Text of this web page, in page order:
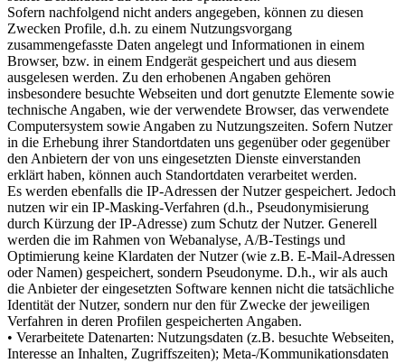
Sofern nachfolgend nicht anders angegeben, können zu diesen
Zwecken Profile, d.h. zu einem Nutzungsvorgang
zusammengefasste Daten angelegt und Informationen in einem
Browser, bzw. in einem Endgerät gespeichert und aus diesem
ausgelesen werden. Zu den erhobenen Angaben gehören
insbesondere besuchte Webseiten und dort genutzte Elemente sowie
technische Angaben, wie der verwendete Browser, das verwendete
Computersystem sowie Angaben zu Nutzungszeiten. Sofern Nutzer
in die Erhebung ihrer Standortdaten uns gegenüber oder gegenüber
den Anbietern der von uns eingesetzten Dienste einverstanden
erklärt haben, können auch Standortdaten verarbeitet werden.
Es werden ebenfalls die IP-Adressen der Nutzer gespeichert. Jedoch
nutzen wir ein IP-Masking-Verfahren (d.h., Pseudonymisierung
durch Kürzung der IP-Adresse) zum Schutz der Nutzer. Generell
werden die im Rahmen von Webanalyse, A/B-Testings und
Optimierung keine Klardaten der Nutzer (wie z.B. E-Mail-Adressen
oder Namen) gespeichert, sondern Pseudonyme. D.h., wir als auch
die Anbieter der eingesetzten Software kennen nicht die tatsächliche
Identität der Nutzer, sondern nur den für Zwecke der jeweiligen
Verfahren in deren Profilen gespeicherten Angaben.
• Verarbeitete Datenarten: Nutzungsdaten (z.B. besuchte Webseiten,
Interesse an Inhalten, Zugriffszeiten); Meta-/Kommunikationsdaten